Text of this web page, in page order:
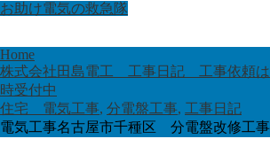
お助け電気の救急隊
Home
株式会社田島電工 工事日記 工事依頼は
時受付中
住宅 電気工事, 分電盤工事, 工事日記
電気工事名古屋市千種区 分電盤改修工事